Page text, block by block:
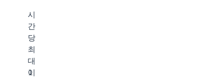
이
시
간
당
최
대
1